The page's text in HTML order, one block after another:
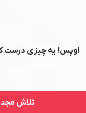
اوپس! یه چیزی درست
تلاش